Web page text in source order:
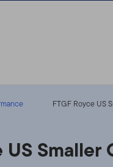
FTGF Royce US
US